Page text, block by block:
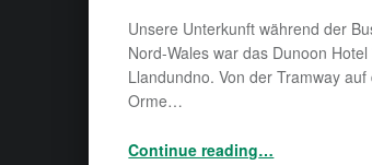
Unsere Unterkunft während der
Nord-Wales war das Dunoon Hotel
Llandundno. Von der Tramway
Orme…
Continue reading…